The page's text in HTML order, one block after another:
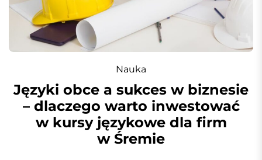
Nauka
Języki obce a sukces w biznesie
– dlaczego warto inwestować
w kursy językowe dla firm
w Śremie